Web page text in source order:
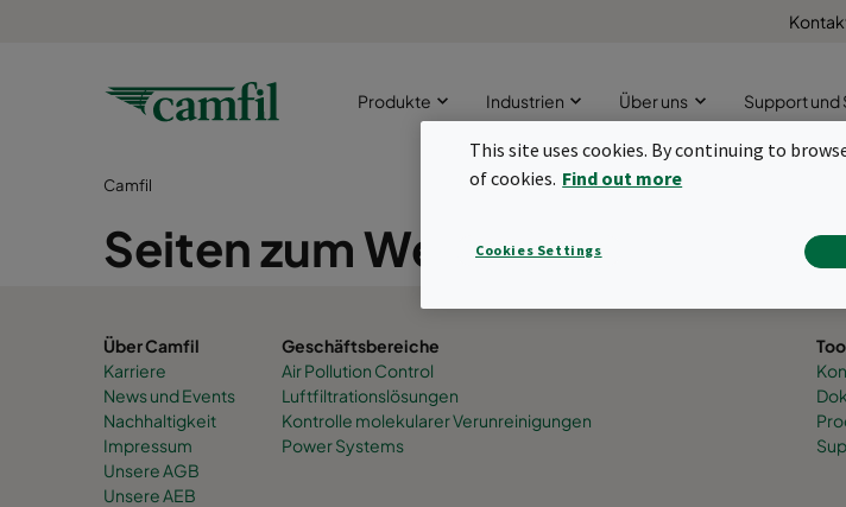
Produkte Industrien Über uns Support und
Camfil
Seiten zum Werdegang
Über Camfil
Karriere
News und Events
Nachhaltigkeit
Impressum
Unsere AGB
Unsere AEB
Geschäftsbereiche
Air Pollution Control
Luftfiltrationslösungen
Kontrolle molekularer Verunreinigungen
Power Systems
This site uses cookies. By continuing to
of cookies. Find out more
Cookies Settings